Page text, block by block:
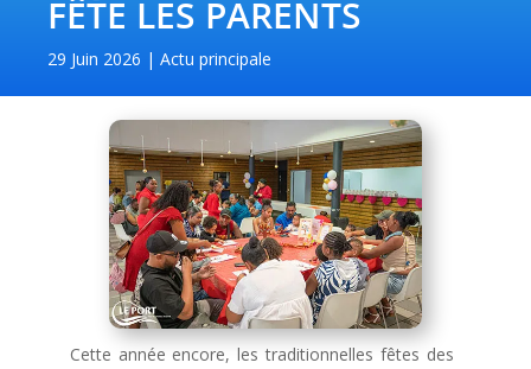
FÊTE LES PARENTS
29 Juin 2026 Actu principale
Cette année encore, les traditionnelles fêtes des